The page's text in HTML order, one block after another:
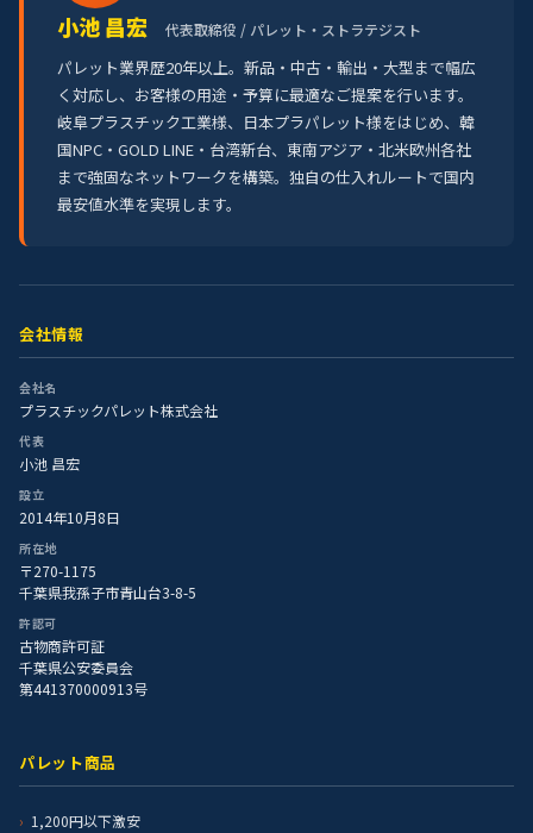
小池 昌宏 代表取締役 / パレット・ストラテジスト
パレット業界歴20年以上。新品・中古・輸出・大型まで幅広
く対応し、お客様の用途・予算に最適なご提案を行います。
岐阜プラスチック工業様、日本プラパレット様をはじめ、韓
国NPC・GOLD LINE・台湾新台、東南アジア・北米欧州各社
まで強固なネットワークを構築。独自の仕入れルートで国内
最安値水準を実現します。
会社情報
会社名
プラスチックパレット株式会社
代表
小池 昌宏
設立
2014年10月8日
所在地
〒270-1175
千葉県我孫子市青山台3-8-5
許認可
古物商許可証
千葉県公安委員会
第441370000913号
パレット商品
1,200円以下激安